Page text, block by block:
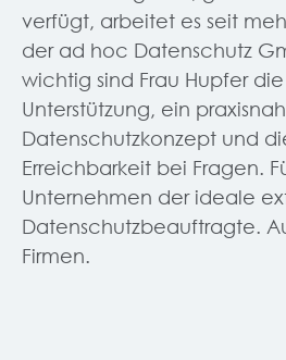
verfügt, arbeitet es seit
der ad hoc Datenschutz
wichtig sind Frau Hupfer
Unterstützung, ein
Datenschutzkonzept und
Erreichbarkeit bei Fragen.
Unternehmen der ideale
Datenschutzbeauftragte.
Firmen.